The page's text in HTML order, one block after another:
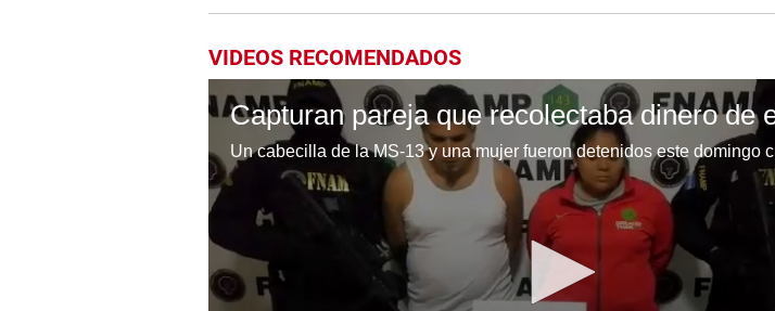
VIDEOS RECOMENDADOS